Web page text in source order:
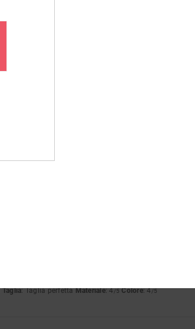
Taglia: Taglia perfettaMateriale: 4/5 Colore: 4/5